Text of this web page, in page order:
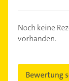
Noch keine
vorhanden.
Bewertung